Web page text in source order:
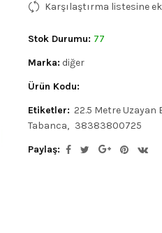
Karşılaştırma listesine
Stok Durumu: 77
Marka: diğer
Ürün Kodu:
Etiketler: 22.5 Metre Uzayan
Tabanca
38383800725
Paylaş: